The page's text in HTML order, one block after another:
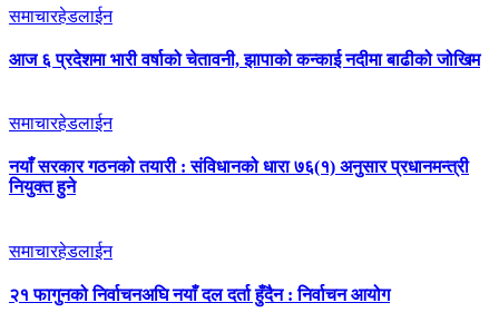
समाचारहेडलाईन
आज ६ प्रदेशमा भारी वर्षाको चेतावनी, झापाको कन्काई नदीमा बाढीको जोखिम
समाचारहेडलाईन
नयाँ सरकार गठनको तयारी : संविधानको धारा ७६(१) अनुसार प्रधानमन्त्री
नियुक्त हुने
समाचारहेडलाईन
२१ फागुनको निर्वाचनअघि नयाँ दल दर्ता हुँदैन : निर्वाचन आयोग